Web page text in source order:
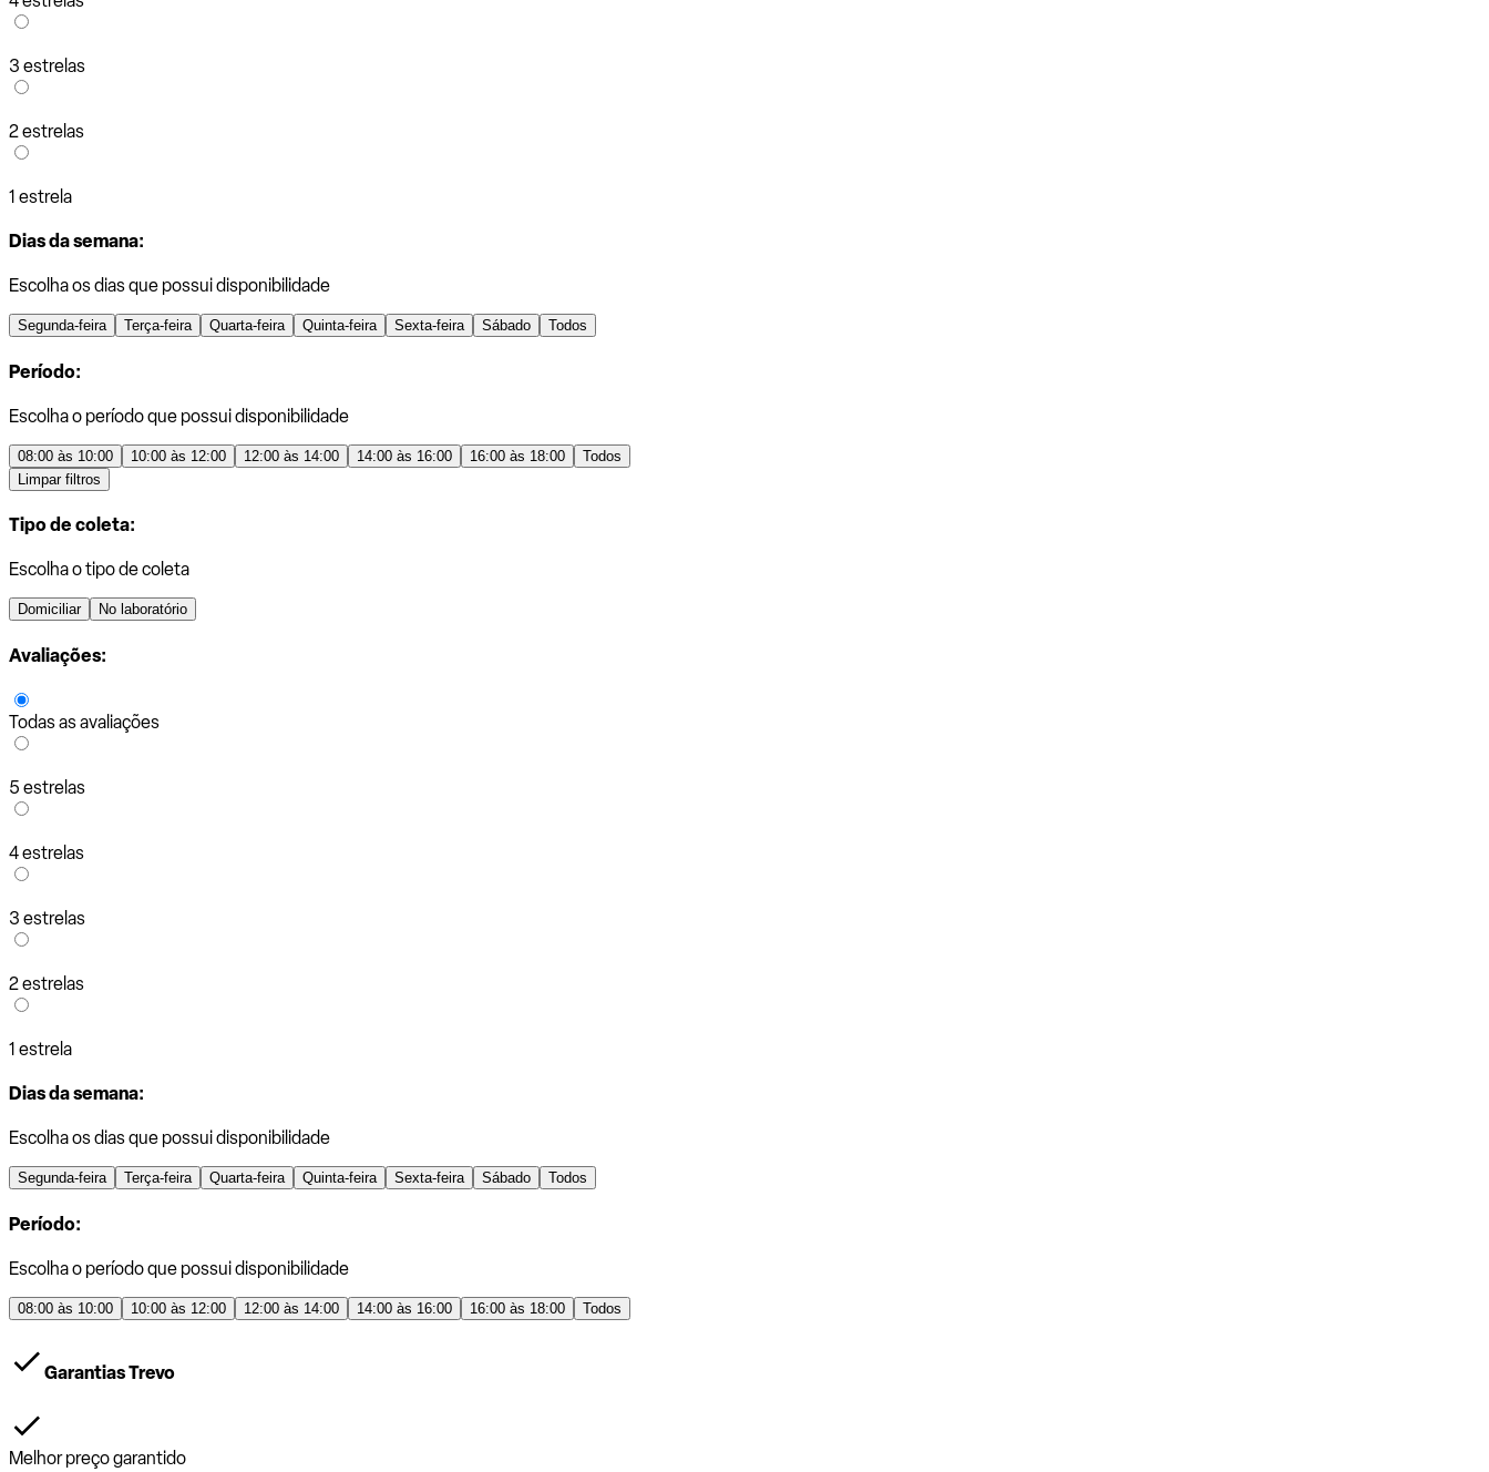
3 estrelas
2 estrelas
1 estrela
Dias da semana:
Escolha os dias que possui disponibilidade
Segunda-feira Terça-feira Quarta-feira Quinta-feira Sexta-feira Sábado Todos
Período:
Escolha o período que possui disponibilidade
08:00 às 10:00 10:00 às 12:00 12:00 às 14:00 14:00 às 16:00 16:00 às 18:00
Todos
Limpar filtros
Tipo de coleta:
Escolha o tipo de coleta
Domiciliar No laboratório
Avaliações:
Todas as avaliações
5 estrelas
4 estrelas
3 estrelas
2 estrelas
1 estrela
Dias da semana:
Escolha os dias que possui disponibilidade
Segunda-feira Terça-feira Quarta-feira Quinta-feira Sexta-feira Sábado Todos
Período:
Escolha o período que possui disponibilidade
08:00 às 10:00 10:00 às 12:00 12:00 às 14:00 14:00 às 16:00 16:00 às 18:00 Todos
Garantias Trevo
Melhor preço garantido